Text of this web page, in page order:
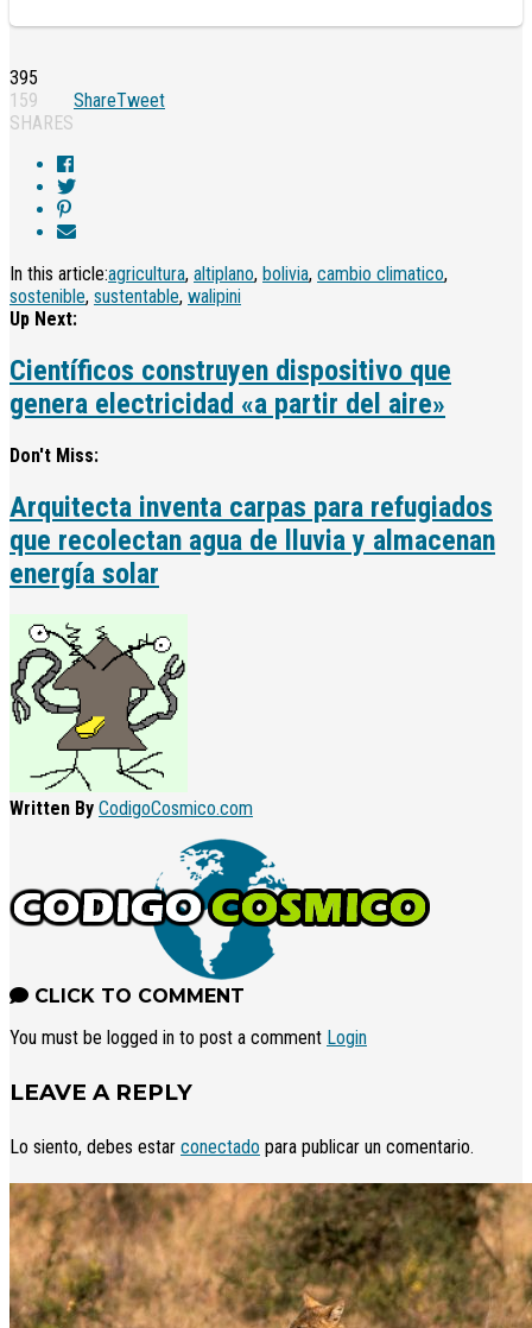
395
159
SHARES
ShareTweet
In this article:agricultura, altiplano, bolivia, cambio climatico,
sostenible, sustentable, walipini
Up Next:
Científicos construyen dispositivo que
genera electricidad «a partir del aire»
Don't Miss:
Arquitecta inventa carpas para refugiados
que recolectan agua de lluvia y almacenan
energía solar
Written By CodigoCosmico.com
CLICK TO COMMENT
You must be logged in to post a comment Login
LEAVE A REPLY
Lo siento, debes estar conectado para publicar un comentario.